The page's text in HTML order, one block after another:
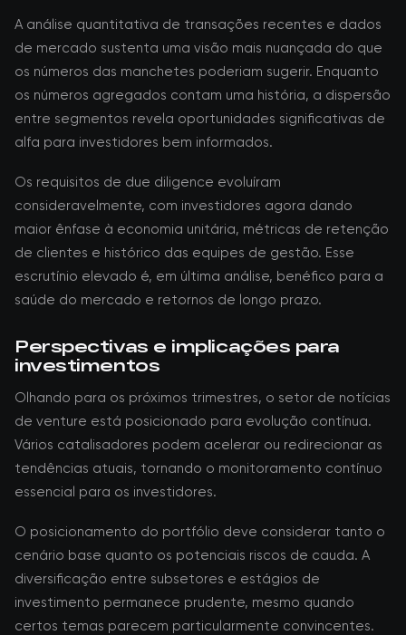
A análise quantitativa de transações recentes e dados
de mercado sustenta uma visão mais nuançada do que
os números das manchetes poderiam sugerir. Enquanto
os números agregados contam uma história, a dispersão
entre segmentos revela oportunidades significativas de
alfa para investidores bem informados.
Os requisitos de due diligence evoluíram
consideravelmente, com investidores agora dando
maior ênfase à economia unitária, métricas de retenção
de clientes e histórico das equipes de gestão. Esse
escrutínio elevado é, em última análise, benéfico para a
saúde do mercado e retornos de longo prazo.
Perspectivas e implicações para
investimentos
Olhando para os próximos trimestres, o setor de notícias
de venture está posicionado para evolução contínua.
Vários catalisadores podem acelerar ou redirecionar as
tendências atuais, tornando o monitoramento contínuo
essencial para os investidores.
O posicionamento do portfólio deve considerar tanto o
cenário base quanto os potenciais riscos de cauda. A
diversificação entre subsetores e estágios de
investimento permanece prudente, mesmo quando
certos temas parecem particularmente convincentes.